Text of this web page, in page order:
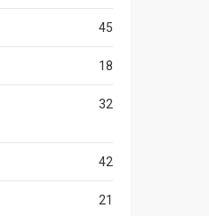
45
18
32
42
21